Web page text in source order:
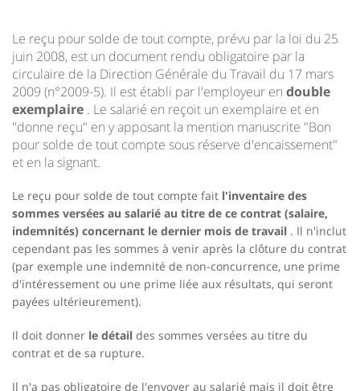
Le reçu pour solde de tout compte, prévu par la loi du 25
juin 2008, est un document rendu obligatoire par la
circulaire de la Direction Générale du Travail du 17 mars
2009 (n°2009-5). Il est établi par l'employeur en double
exemplaire . Le salarié en reçoit un exemplaire et en
"donne reçu" en y apposant la mention manuscrite "Bon
pour solde de tout compte sous réserve d'encaissement"
et en la signant.
Le reçu pour solde de tout compte fait l'inventaire des
sommes versées au salarié au titre de ce contrat (salaire,
indemnités) concernant le dernier mois de travail . Il n'inclut
cependant pas les sommes à venir après la clôture du contrat
(par exemple une indemnité de non-concurrence, une prime
d'intéressement ou une prime liée aux résultats, qui seront
payées ultérieurement).
Il doit donner le détail des sommes versées au titre du
contrat et de sa rupture.
Il n'a pas obligatoire de l'envoyer au salarié mais il doit être